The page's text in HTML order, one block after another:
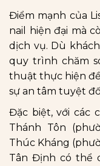
Điểm mạnh của
nail hiện đại mà
dịch vụ. Dù
quy trình chăm
thuật thực hiện
sự an tâm tuyệt
Đặc biệt, với các
Thánh Tôn
Thúc Kháng
Tân Định có thể